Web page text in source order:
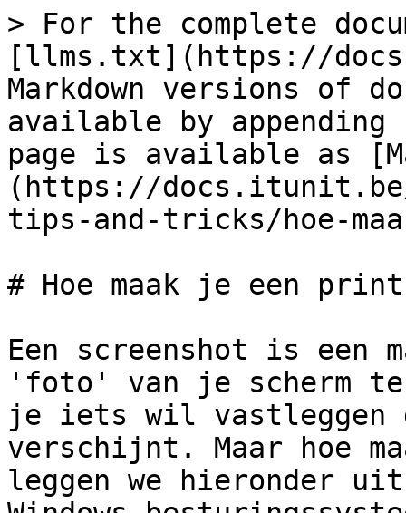
> For the complete
[llms.txt](https://
Markdown versions of
available by
page is available as
(https://
tips-and-tricks/hoe-
# Hoe maak je een
Een screenshot is een
'foto' van je scherm
je iets wil vastleggen
verschijnt. Maar hoe
leggen we hieronder